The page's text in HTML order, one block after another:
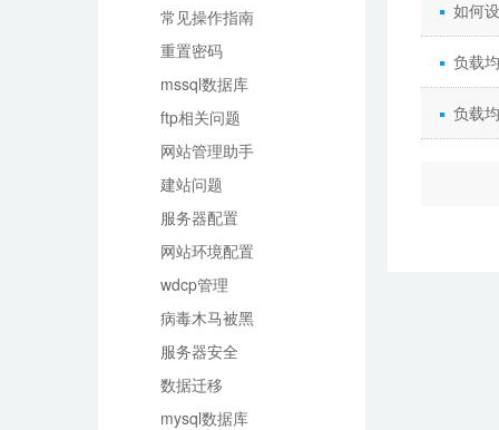
常见操作指南
重置密码
mssql数据库
ftp相关问题
网站管理助手
建站问题
服务器配置
网站环境配置
wdcp管理
病毒木马被黑
服务器安全
数据迁移
mysql数据库
如何
负载
负载